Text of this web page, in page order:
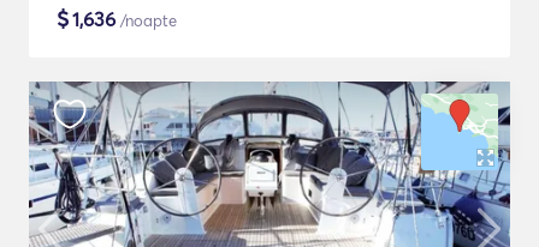
$1,636 /noapte